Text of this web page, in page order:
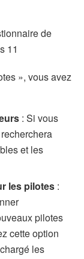
», vous avez
: Si vous
et les
les pilotes :
pilotes
cette option
les